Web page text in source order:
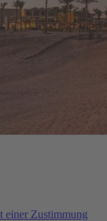
einer Zustimmung